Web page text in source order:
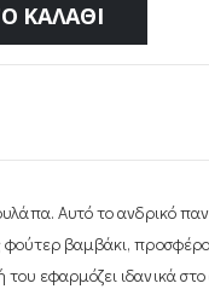
ΚΑΛΆΘΙ
Αυτό το ανδρικό
φούτερ βαμβάκι,
εφαρμόζει ιδανικά